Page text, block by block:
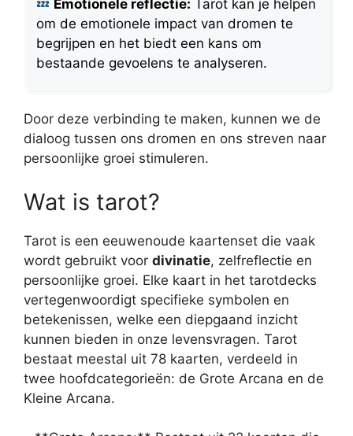
Emotionele reflectie: Tarot kan je helpen
om de emotionele impact van dromen te
begrijpen en het biedt een kans om
bestaande gevoelens te analyseren.
Door deze verbinding te maken, kunnen we de
dialoog tussen ons dromen en ons streven naar
persoonlijke groei stimuleren.
Wat is tarot?
Tarot is een eeuwenoude kaartenset die vaak
wordt gebruikt voor divinatie, zelfreflectie en
persoonlijke groei. Elke kaart in het tarotdecks
vertegenwoordigt specifieke symbolen en
betekenissen, welke een diepgaand inzicht
kunnen bieden in onze levensvragen. Tarot
bestaat meestal uit 78 kaarten, verdeeld in
twee hoofdcategorieën: de Grote Arcana en de
Kleine Arcana.